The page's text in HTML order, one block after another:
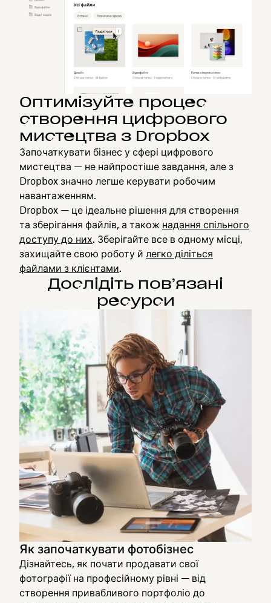
Оптимізуйте процес
створення цифрового
мистецтва з Dropbox
Започаткувати бізнес у сфері цифрового
мистецтва — не найпростіше завдання, але з
Dropbox значно легше керувати робочим
навантаженням.
Dropbox — це ідеальне рішення для створення
та зберігання файлів, а також надання спільного
доступу до них. Зберігайте все в одному місці,
захищайте свою роботу й легко діліться
файлами з клієнтами.
Дослідіть пов’язані
ресурси
Як започаткувати фотобізнес
Дізнайтесь, як почати продавати свої
фотографії на професійному рівні — від
створення привабливого портфоліо до